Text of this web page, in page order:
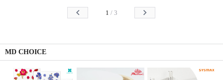
함/소화기거치대/소화기
1 / 3
MD CHOICE